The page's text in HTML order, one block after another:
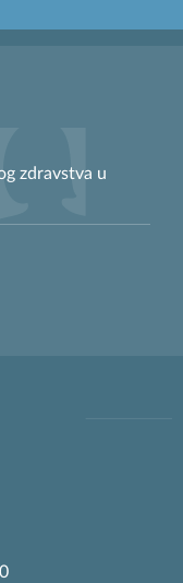
zdravstva u